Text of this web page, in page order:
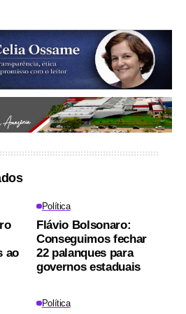
ao
Política
Flávio Bolsonaro:
Conseguimos fechar
22 palanques para
governos estaduais
Política